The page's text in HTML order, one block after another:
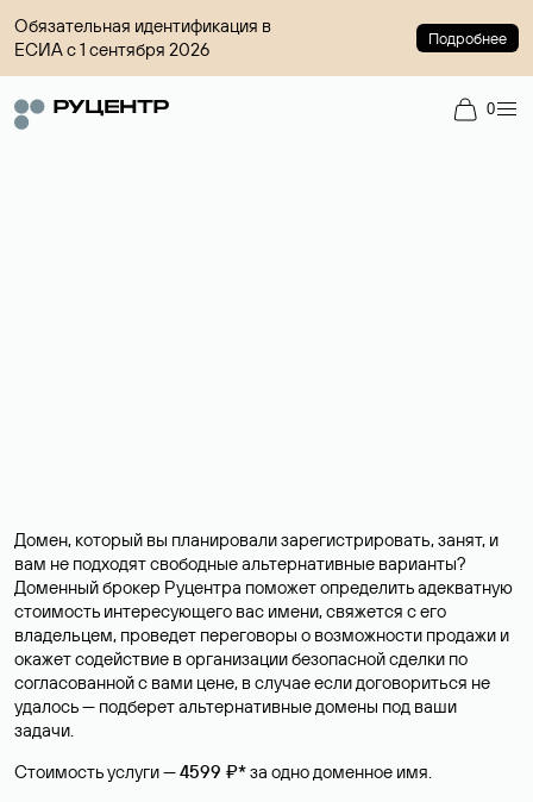
Обязательная идентификация в
ЕСИА с 1 сентября 2026
Подробнее
0
Домен, который вы планировали зарегистрировать, занят, и
вам не подходят свободные альтернативные варианты?
Доменный брокер Руцентра поможет определить адекватную
стоимость интересующего вас имени, свяжется с его
владельцем, проведет переговоры о возможности продажи и
окажет содействие в организации безопасной сделки по
согласованной с вами цене, в случае если договориться не
удалось — подберет альтернативные домены под ваши
задачи.
Стоимость услуги —4599 ₽*за одно доменное имя.